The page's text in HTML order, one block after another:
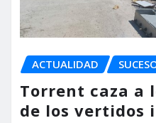
ACTUALIDAD
Torrent caza a
de los vertidos